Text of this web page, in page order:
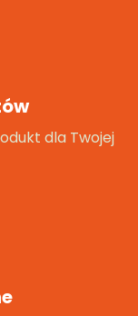
dla Twojej